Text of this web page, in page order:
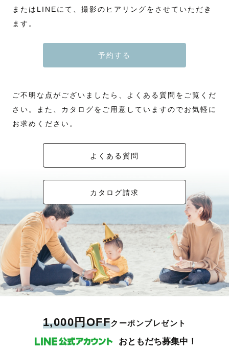
またはLINEにて、撮影のヒアリングをさせていただき
ます。
予約する
ご不明な点がございましたら、よくある質問をご覧くだ
さい。また、カタログをご用意していますのでお気軽に
お求めください。
よくある質問
カタログ請求
1,000円OFFクーポンプレゼント
おともだち募集中！